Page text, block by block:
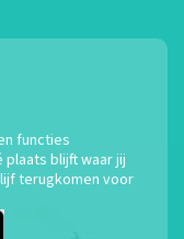
functies
blijft waar jij
terugkomen voor